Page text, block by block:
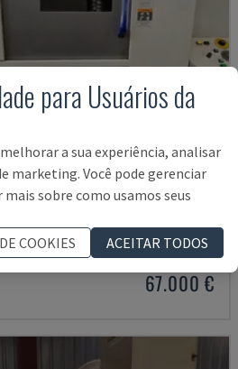
67.000 €
para Usuários da
a sua experiência, analisar
marketing. Você pode gerenciar
sobre como usamos seus
COOKIES
ACEITAR TODOS